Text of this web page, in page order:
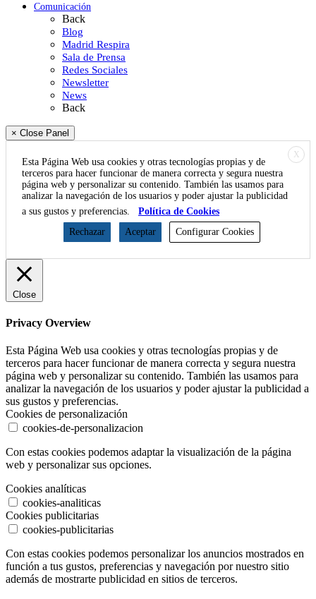
Comunicación
Back
Blog
Madrid Respira
Sala de Prensa
Redes Sociales
Newsletter
News
Back
× Close Panel
X
Esta Página Web usa cookies y otras tecnologías propias y de
terceros para hacer funcionar de manera correcta y segura nuestra
página web y personalizar su contenido. También las usamos para
analizar la navegación de los usuarios y poder ajustar la publicidad
a sus gustos y preferencias.
Política de Cookies
Rechazar
Aceptar Configurar Cookies
Close
Privacy Overview
Esta Página Web usa cookies y otras tecnologías propias y de
terceros para hacer funcionar de manera correcta y segura nuestra
página web y personalizar su contenido. También las usamos para
analizar la navegación de los usuarios y poder ajustar la publicidad a
sus gustos y preferencias.
Cookies de personalización
cookies-de-personalizacion
Con estas cookies podemos adaptar la visualización de la página
web y personalizar sus opciones.
Cookies analíticas
cookies-analiticas
Cookies publicitarias
cookies-publicitarias
Con estas cookies podemos personalizar los anuncios mostrados en
función a tus gustos, preferencias y navegación por nuestro sitio
además de mostrarte publicidad en sitios de terceros.